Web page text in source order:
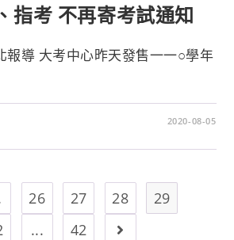
指考 不再寄考試通知
報導 大考中心昨天發售一一○學年
2020-08-05
26 27 28
29
... 42